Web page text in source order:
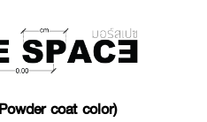
coat color)